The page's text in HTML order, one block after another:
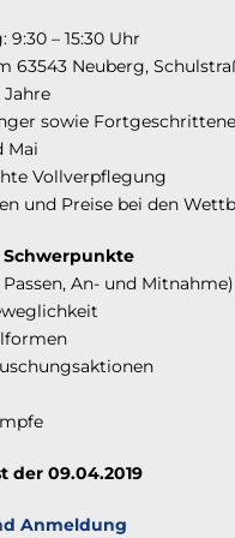
9:30 – 15:30 Uhr
63543 Neuberg,
Jahre
sowie Fortgeschrittene
Mai
Vollverpflegung
und Preise bei den
An- und Mitnahme)
der 09.04.2019
Anmeldung